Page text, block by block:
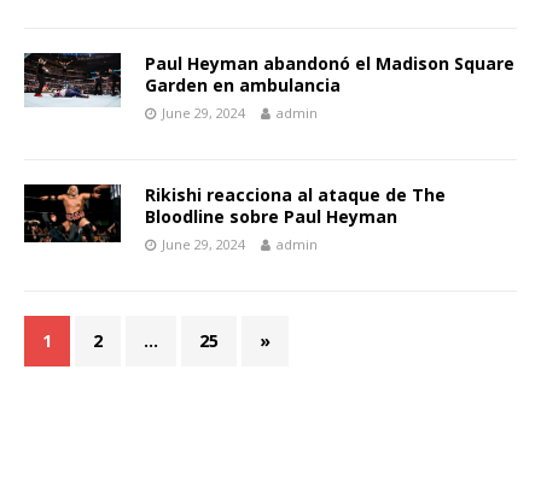
Paul Heyman abandonó el Madison Square
Garden en ambulancia
June 29, 2024 admin
Rikishi reacciona al ataque de The
Bloodline sobre Paul Heyman
June 29, 2024 admin
1 2 … 25 »